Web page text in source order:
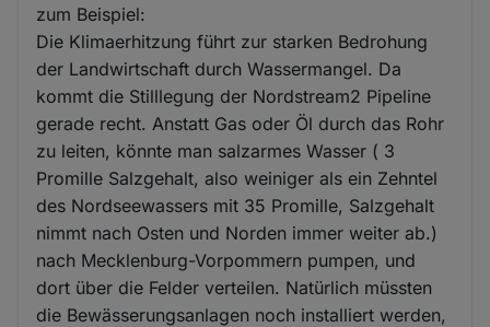
zum Beispiel:
Die Klimaerhitzung führt zur starken Bedrohung
der Landwirtschaft durch Wassermangel. Da
kommt die Stilllegung der Nordstream2 Pipeline
gerade recht. Anstatt Gas oder Öl durch das Rohr
zu leiten, könnte man salzarmes Wasser ( 3
Promille Salzgehalt, also weiniger als ein Zehntel
des Nordseewassers mit 35 Promille, Salzgehalt
nimmt nach Osten und Norden immer weiter ab.)
nach Mecklenburg-Vorpommern pumpen, und
dort über die Felder verteilen. Natürlich müssten
die Bewässerungsanlagen noch installiert werden,